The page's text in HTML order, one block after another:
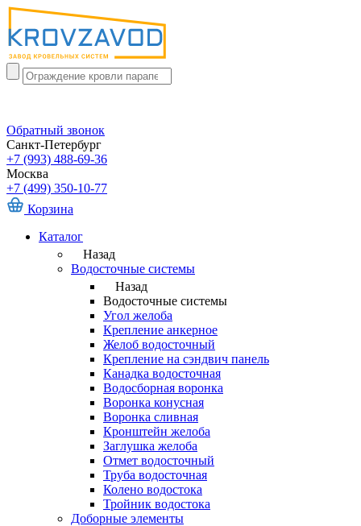
Обратный звонок
Санкт-Петербург
+7 (993) 488-69-36
Москва
+7 (499) 350-10-77
Корзина
Каталог
Назад
Водосточные системы
Назад
Водосточные системы
Угол желоба
Крепление анкерное
Желоб водосточный
Крепление на сэндвич панель
Канадка водосточная
Водосборная воронка
Воронка конусная
Воронка сливная
Кронштейн желоба
Заглушка желоба
Отмет водосточный
Труба водосточная
Колено водостока
Тройник водостока
Доборные элементы